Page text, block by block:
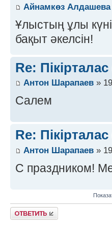
Айнамкөз Алдашева
Ұлыстың ұлы
бақыт әкелсін!
Re:
Антон Шарапаев »
Салем
Re:
Антон Шарапаев »
С праздником!
Ответить